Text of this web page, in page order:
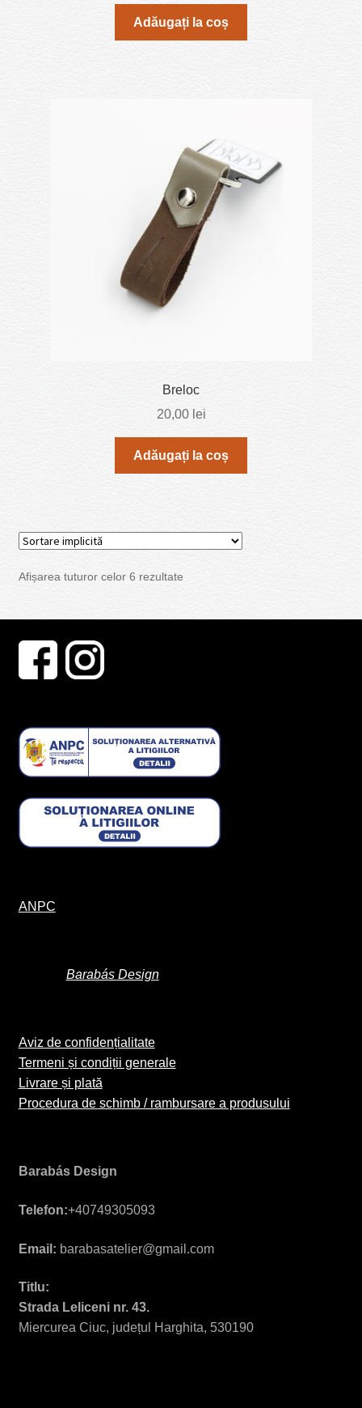
Adăugați la coș
Breloc
20,00 lei
Adăugați la coș
Afișarea tuturor celor 6 rezultate
ANPC
Barabás Design
Aviz de confidențialitate
Termeni și condiții generale
Livrare și plată
Procedura de schimb / rambursare a produsului
Barabás Design
Telefon:+40749305093
Email: barabasatelier@gmail.com
Titlu:
Strada Leliceni nr. 43.
Miercurea Ciuc, județul Harghita, 530190